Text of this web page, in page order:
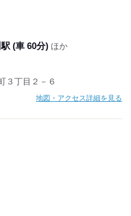
(車 60分) ほか
３丁目２－６
地図・アクセス詳細を見る